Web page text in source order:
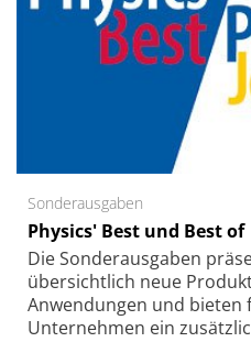
Sonderausgaben
Physics' Best und Best of
Die Sonder­ausgaben
übersichtlich neue
Anwendungen und bieten
Unternehmen ein